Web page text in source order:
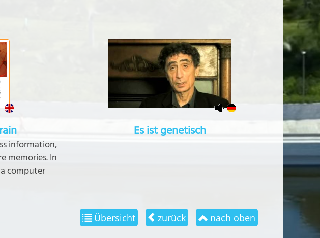
information,
memories. In
computer
Es ist genetisch
nach oben
zurück
Übersicht